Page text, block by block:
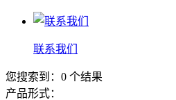
联系我们
您搜索到：0 个结果
产品形式：